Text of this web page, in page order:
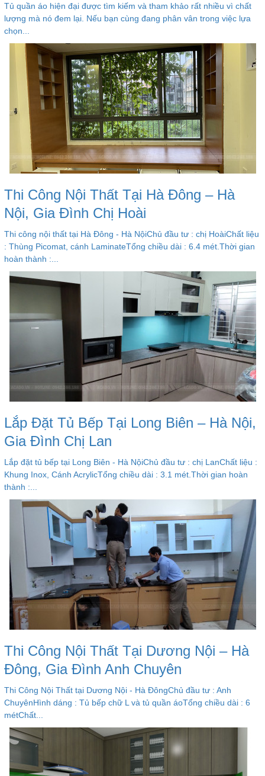
Tủ quần áo hiện đại được tìm kiếm và tham khảo rất nhiều vì chất
lượng mà nó đem lại. Nếu bạn cùng đang phân vân trong việc lựa
chọn...
Thi Công Nội Thất Tại Hà Đông – Hà
Nội, Gia Đình Chị Hoài
Thi công nội thất tại Hà Đông - Hà NộiChủ đầu tư : chị HoàiChất liệu
: Thùng Picomat, cánh LaminateTổng chiều dài : 6.4 mét.Thời gian
hoàn thành :...
Lắp Đặt Tủ Bếp Tại Long Biên – Hà Nội,
Gia Đình Chị Lan
Lắp đặt tủ bếp tại Long Biên - Hà NộiChủ đầu tư : chị LanChất liệu :
Khung Inox, Cánh AcrylicTổng chiều dài : 3.1 mét.Thời gian hoàn
thành :...
Thi Công Nội Thất Tại Dương Nội – Hà
Đông, Gia Đình Anh Chuyên
Thi Công Nội Thất tại Dương Nội - Hà ĐôngChủ đầu tư : Anh
ChuyênHình dáng : Tủ bếp chữ L và tủ quần áoTổng chiều dài : 6
métChất...